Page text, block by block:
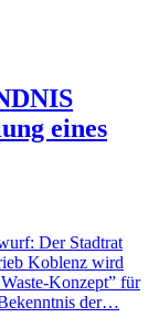
eines
Der Stadtrat
Koblenz wird
Konzept” für
der…